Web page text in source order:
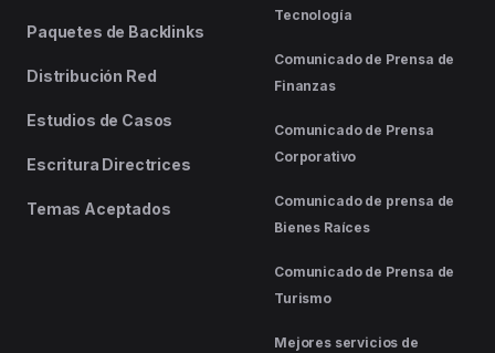
Paquetes de Backlinks
Distribución Red
Estudios de Casos
Escritura Directrices
Temas Aceptados
Tecnología
Comunicado de Prensa de
Finanzas
Comunicado de Prensa
Corporativo
Comunicado de prensa de
Bienes Raíces
Comunicado de Prensa de
Turismo
Mejores servicios de